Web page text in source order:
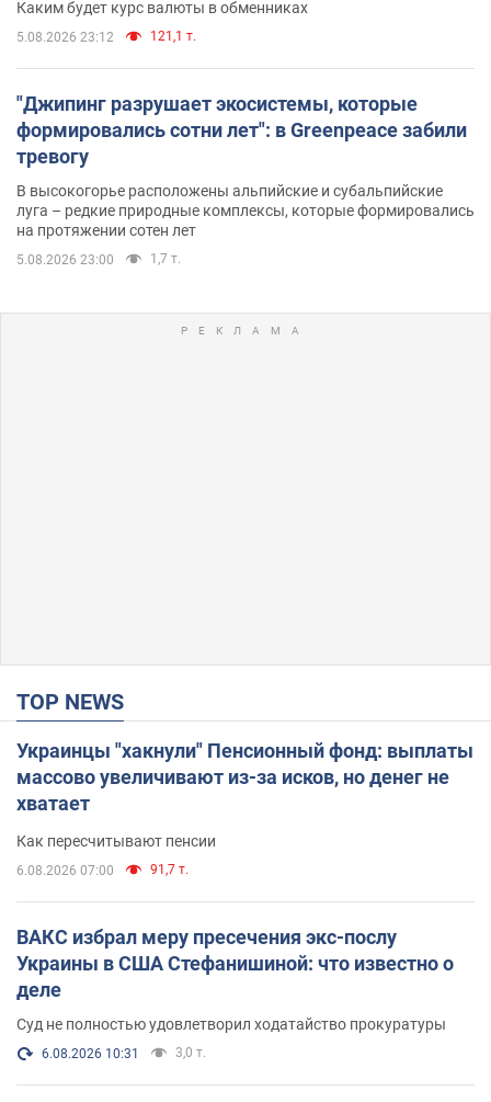
Каким будет курс валюты в обменниках
5.08.2026 23:12 121,1 т.
"Джипинг разрушает экосистемы, которые
формировались сотни лет": в Greenpeace забили
тревогу
В высокогорье расположены альпийские и субальпийские
луга – редкие природные комплексы, которые формировались
на протяжении сотен лет
5.08.2026 23:00 1,7 т.
TOP NEWS
Украинцы "хакнули" Пенсионный фонд: выплаты
массово увеличивают из-за исков, но денег не
хватает
Как пересчитывают пенсии
6.08.2026 07:00 91,7 т.
ВАКС избрал меру пресечения экс-послу
Украины в США Стефанишиной: что известно о
деле
Суд не полностью удовлетворил ходатайство прокуратуры
6.08.2026 10:31 3,0 т.